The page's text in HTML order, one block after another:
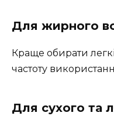
Для жирного
Краще обирати
частоту
Для сухого та